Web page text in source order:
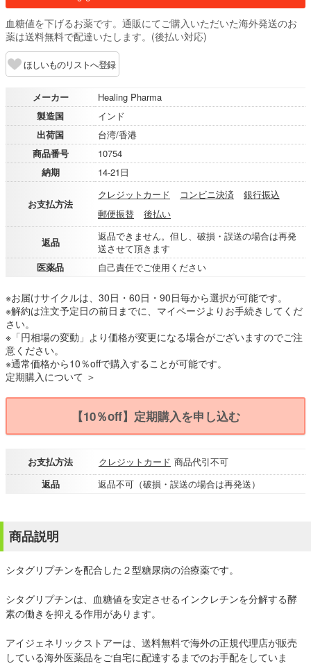
血糖値を下げるお薬です。通販にてご購入いただいた海外発送のお
薬は送料無料で配達いたします。(後払い対応)
ほしいものリストへ登録
メーカー
Healing Pharma
製造国
インド
出荷国
台湾/香港
商品番号
10754
納期
14-21日
お支払方法
クレジットカード コンビニ決済
銀行振込
郵便振替
後払い
返品
返品できません。但し、破損・誤送の場合は再発
送させて頂きます
医薬品
自己責任でご使用ください
※お届けサイクルは、30日・60日・90日毎から選択が可能です。
※解約は注文予定日の前日までに、マイページよりお手続きしてくだ
さい。
※「円相場の変動」より価格が変更になる場合がございますのでご注
意ください。
※通常価格から10％offで購入することが可能です。
定期購入について ＞
【10％off】定期購入を申し込む
お支払方法 クレジットカード 商品代引不可
返品
返品不可（破損・誤送の場合は再発送）
商品説明
シタグリプチンを配合した２型糖尿病の治療薬です。
シタグリプチンは、血糖値を安定させるインクレチンを分解する酵
素の働きを抑える作用があります。
アイジェネリックストアーは、送料無料で海外の正規代理店が販売
している海外医薬品をご自宅に配達するまでのお手配をしていま